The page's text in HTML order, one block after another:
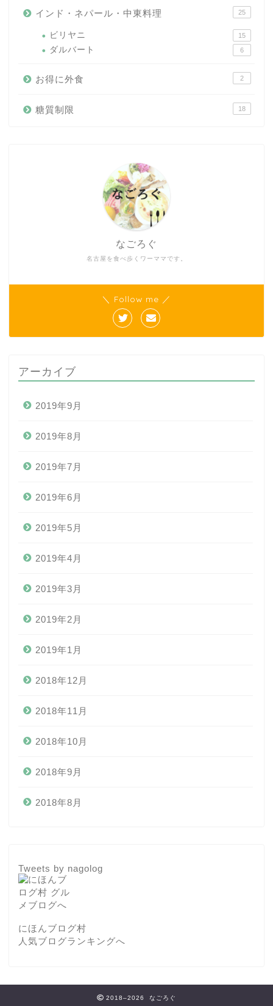
インド・ネパール・中東料理 25
ビリヤニ 15
ダルバート 6
お得に外食 2
糖質制限 18
名古屋を食べ歩くワーママです。
なごろぐ
＼ Follow me ／
アーカイブ
2019年9月
2019年8月
2019年7月
2019年6月
2019年5月
2019年4月
2019年3月
2019年2月
2019年1月
2018年12月
2018年11月
2018年10月
2018年9月
2018年8月
Tweets by nagolog
にほんブログ村
人気ブログランキングへ
2018–2026 なごろぐ